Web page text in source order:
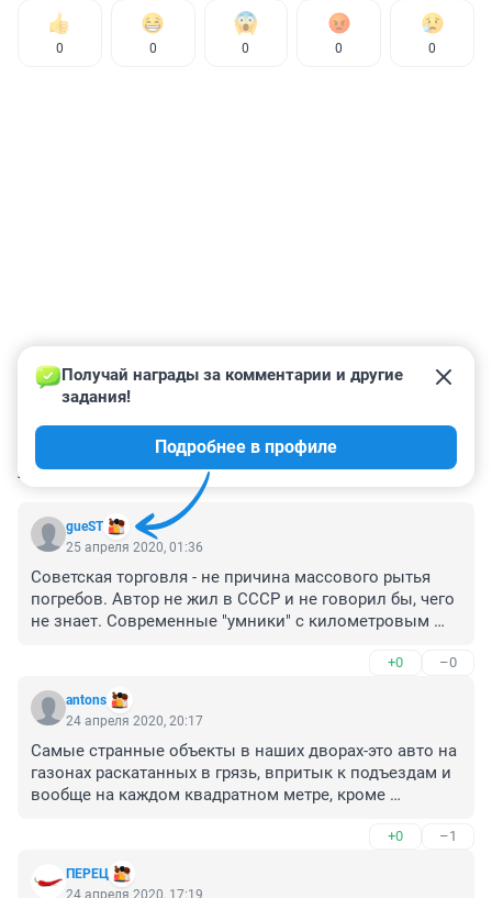
0 0 0 0 0
КОММЕНТАРИИ 33
gueST
Получай награды за комментарии и другие
задания!
Подробнее в профиле
25 апреля 2020, 01:36
Советская торговля - не причина массового рытья
погребов. Автор не жил в СССР и не говорил бы, чего
не знает. Современные "умники" с километровым
Особо хорошей жизни в стране, по сути, не было.
После гражданской войны создавали
промышленность, боролись с неграмотностью.
Начали налаживать жизнь - война. После нее вся
территория, где были немцы, превратилась в
развалины. Опять восстановление и строительство.
национальном подсознании. В 1970-е годы начался
садовый бум, возникали СНТ одно за другим, в тех,
+0 –0
antons
24 апреля 2020, 20:17
Самые странные объекты в наших дворах-это авто на
газонах раскатанных в грязь, впритык к подъездам и
вообще на каждом квадратном метре, кроме
+0 –1
ПЕРЕЦ